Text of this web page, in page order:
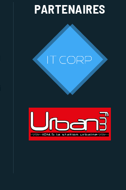
PARTENAIRES